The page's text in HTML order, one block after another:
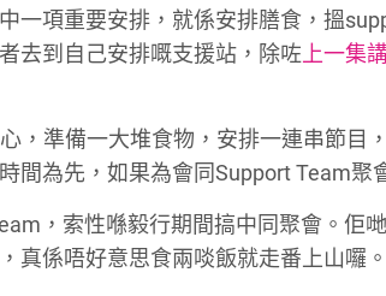
一項重要安排，就係安排膳食，搵
去到自己安排嘅支援站，除咗 上一集
，準備一大堆食物，安排一連串節目
間為先，如果為會同Support Team聚
，索性喺毅行期間搞中同聚會。佢
真係唔好意思食兩啖飯就走番上山囉。